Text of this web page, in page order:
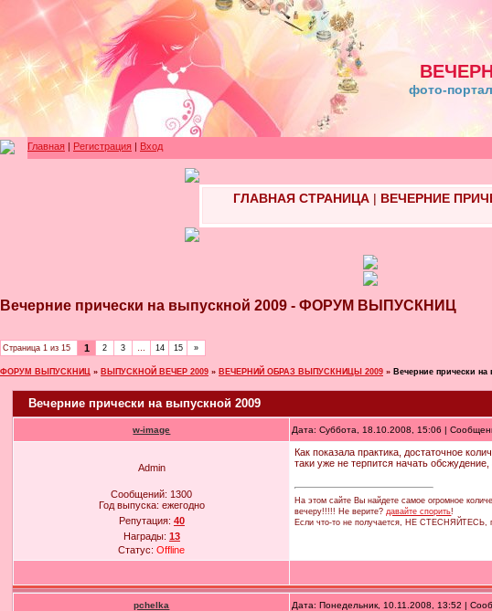
фото-
Главная | Регистрация | Вход
ГЛАВНАЯ СТРАНИЦА| ВЕЧЕРНИЕ
Вечерние прически на выпускной 2009 - ФОРУМ ВЫПУСКНИЦ
Страница 1 из 15 1 2 3 … 14 15 »
ФОРУМ ВЫПУСКНИЦ » ВЫПУСКНОЙ ВЕЧЕР 2009 » ВЕЧЕРНИЙ ОБРАЗ ВЫПУСКНИЦЫ 2009 » Вечерние прически на
Вечерние прически на выпускной 2009
w-image Дата: Суббота, 18.10.2008, 15:06 |
Admin
Сообщений:1300
Год выпуска: ежегодно
Репутация: 40
Награды: 13
Статус:Offline
Как показала практика, достаточное
таки уже не терпится начать
На этом сайте Вы найдете самое огромное
вечеру!!!!! Не верите? давайте спорить!
Если что-то не получается, НЕ СТЕСНЯЙТЕСЬ,
pchelka Дата: Понедельник, 10.11.2008, 13:52 |